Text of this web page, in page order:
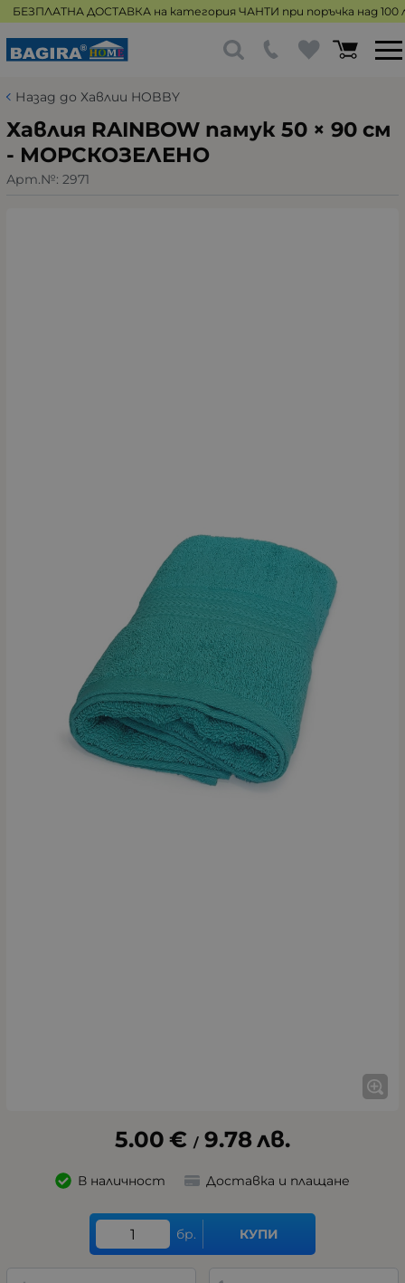
БЕЗПЛАТНА ДОСТАВКА на категория ЧАНТИ при поръчка над 100
Назад до Хавлии HOBBY
Хавлия RAINBOW памук 50 × 90 см
- МОРСКОЗЕЛЕНО
Арт.№: 2971
5.00 € / 9.78лв.
В наличност Доставка и плащане
бр. КУПИ